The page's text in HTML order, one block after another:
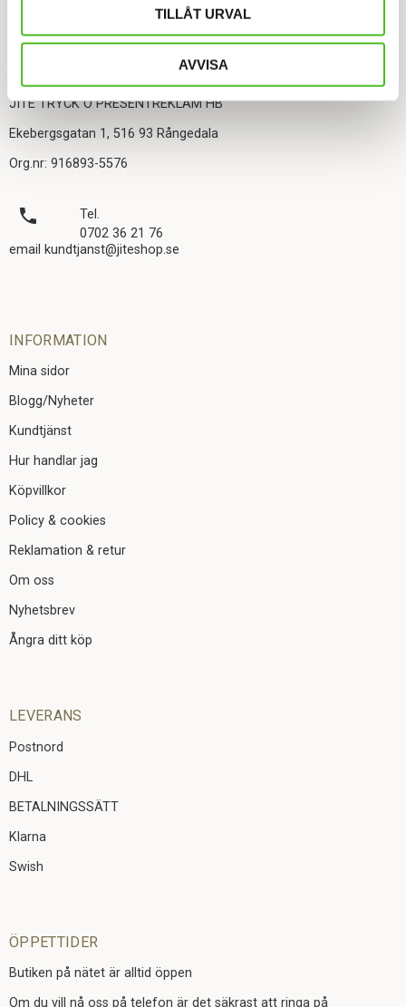
TILLÅT URVAL
AVVISA
JITE TRYCK O PRESENTREKLAM HB
Ekebergsgatan 1, 516 93 Rångedala
Org.nr: 916893-5576
local_phone
Tel.
0702 36 21 76
email kundtjanst@jiteshop.se
INFORMATION
Mina sidor
Blogg/Nyheter
Kundtjänst
Hur handlar jag
Köpvillkor
Policy & cookies
Reklamation & retur
Om oss
Nyhetsbrev
Ångra ditt köp
LEVERANS
Postnord
DHL
BETALNINGSSÄTT
Klarna
Swish
ÖPPETTIDER
Butiken på nätet är alltid öppen
Om du vill nå oss på telefon är det säkrast att ringa på